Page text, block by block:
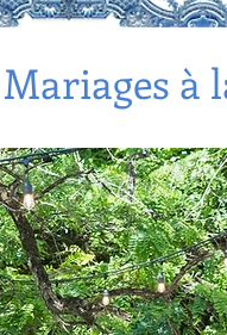
Mariages à